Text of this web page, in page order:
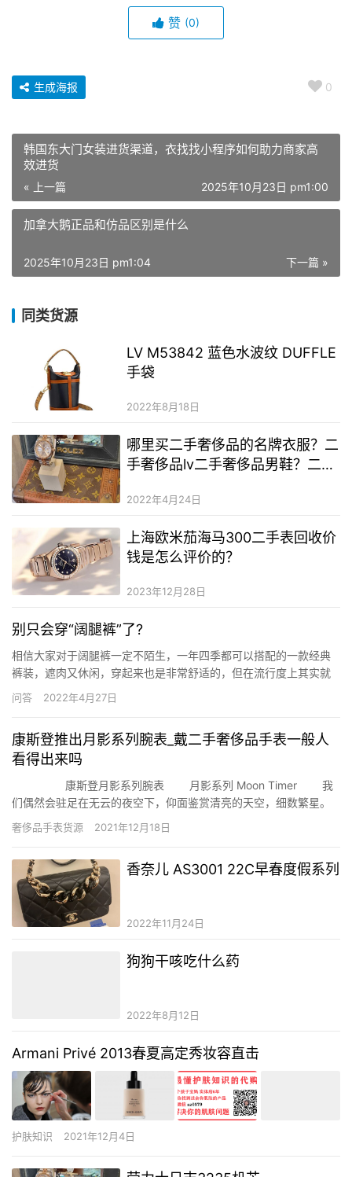
赞 (0)
0
生成海报
韩国东大门女装进货渠道，衣找找小程序如何助力商家高
效进货
« 上一篇 2025年10月23日 pm1:00
加拿大鹅正品和仿品区别是什么
下一篇 »
2025年10月23日 pm1:04
同类货源
LV M53842 蓝色水波纹 DUFFLE
手袋
2022年8月18日
哪里买二手奢侈品的名牌衣服？二
手奢侈品lv二手奢侈品男鞋？二手
2022年4月24日
上海欧米茄海马300二手表回收价
钱是怎么评价的？
2023年12月28日
别只会穿“阔腿裤”了?
相信大家对于阔腿裤一定不陌生，一年四季都可以搭配的一款经典
裤装，遮肉又休闲，穿起来也是非常舒适的，但在流行度上其实就
比较逊色了。最重要的是阔腿裤的版型出现的也越来越多，不少的
女性也入手了很多版型，但阔腿裤的搭配比较局限。 阔腿裤穿出来
显平庸的…
问答 2022年4月27日
康斯登推出月影系列腕表_戴二手奢侈品手表一般人
看得出来吗
康斯登月影系列腕表 月影系列 Moon Timer 我
们偶然会驻足在无云的夜空下，仰面鉴赏清亮的天空，细数繁星。
在一望无际的星空中，月亮的光泽最吸引我们的注视。自人类文明
降生以来，月亮牵动着众多自然征象及人类的信仰。部份宗教、科
奢侈品手表货源 2021年12月18日
香奈儿 AS3001 22C早春度假系列
2022年11月24日
狗狗干咳吃什么药
2022年8月12日
Armani Privé 2013春夏高定秀妆容直击
护肤知识 2021年12月4日